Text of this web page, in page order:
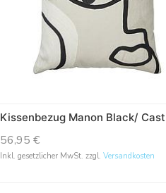
Kissenbezug Manon Black/
56,95 €
Inkl. gesetzlicher MwSt. zzgl.Versandkosten